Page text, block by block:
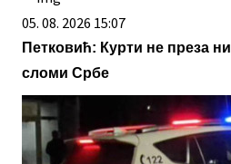
05. 08. 2026 15:07
Петковић: Курти не преза
сломи Србе